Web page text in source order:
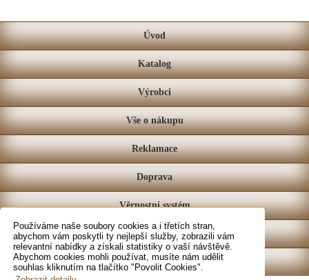
Používáme naše soubory cookies a i třetích stran,
abychom vám poskytli ty nejlepší služby, zobrazili vám
relevantní nabídky a získali statistiky o vaší návštěvě.
Abychom cookies mohli používat, musíte nám udělit
souhlas kliknutím na tlačítko "Povolit Cookies".
Úvod
Katalog
Výrobci
Vše o nákupu
Reklamace
Doprava
Věrnostní systém
Prodejna
Kontakt